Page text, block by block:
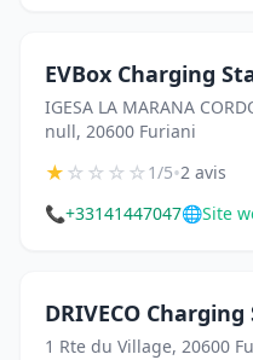
EVBox Charging
IGESA LA MARANA
null, 20600 Furiani
★☆☆☆☆1/5•2 avis
📞+33141447047🌐Site
DRIVECO
1 Rte du Village, 20600